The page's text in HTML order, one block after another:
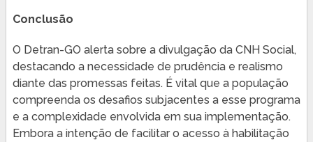
Conclusão
O Detran-GO alerta sobre a divulgação da CNH Social,
destacando a necessidade de prudência e realismo
diante das promessas feitas. É vital que a população
compreenda os desafios subjacentes a esse programa
e a complexidade envolvida em sua implementação.
Embora a intenção de facilitar o acesso à habilitação